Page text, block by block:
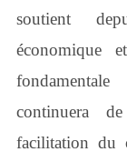
soutient
économique
continuera
facilitation du